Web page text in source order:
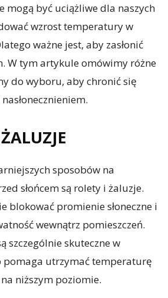
mogą być uciążliwe dla naszych
wzrost temperatury w
ważne jest, aby zasłonić
W tym artykule omówimy różne
do wyboru, aby chronić się
sposobów na
słońcem są rolety i żaluzje.
blokować promienie słoneczne i
wewnątrz pomieszczeń.
szczególnie skuteczne w
pomaga utrzymać temperaturę
niższym poziomie.